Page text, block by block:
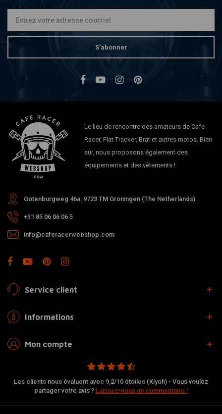
S'abonner
Le lieu de rencontre des amateurs de Cafe
Racer, Flat Tracker, Brat et autres motos. Bien
sûr, nous proposons également des
équipements et des vêtements !
Gotenburgweg 46a, 9723 TM Groningen (The Netherlands)
+31 85 06 06 06 5
info@caferacerwebshop.com
Service client
Informations
Mon compte
Les clients nous évaluent avec 9,2/10 étoiles (Kiyoh) - Vous voulez
partager votre avis ? Laissez-nous un commentaire !